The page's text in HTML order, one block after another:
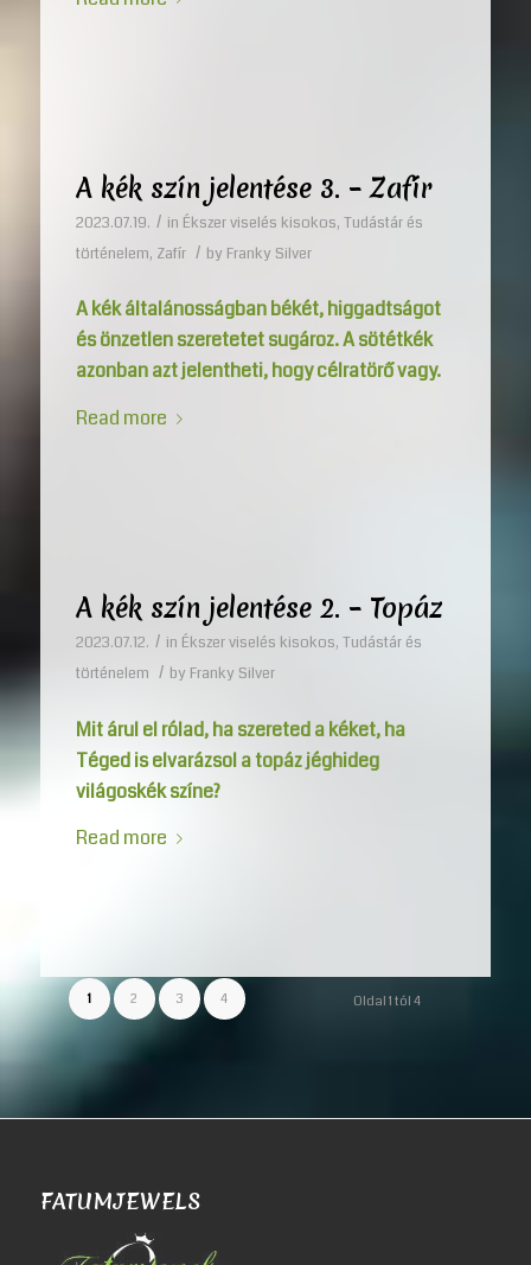
A kék szín jelentése 3. – Zafír
2023.07.19. / in Ékszer viselés kisokos, Tudástár és
történelem, Zafír / by Franky Silver
A kék általánosságban békét, higgadtságot
és önzetlen szeretetet sugároz. A sötétkék
azonban azt jelentheti, hogy célratörő vagy.
Read more
A kék szín jelentése 2. – Topáz
2023.07.12. / in Ékszer viselés kisokos, Tudástár és
történelem / by Franky Silver
Mit árul el rólad, ha szereted a kéket, ha
Téged is elvarázsol a topáz jéghideg
világoskék színe?
Read more
Oldal 1 tól 4
1 2 3 4
FATUMJEWELS